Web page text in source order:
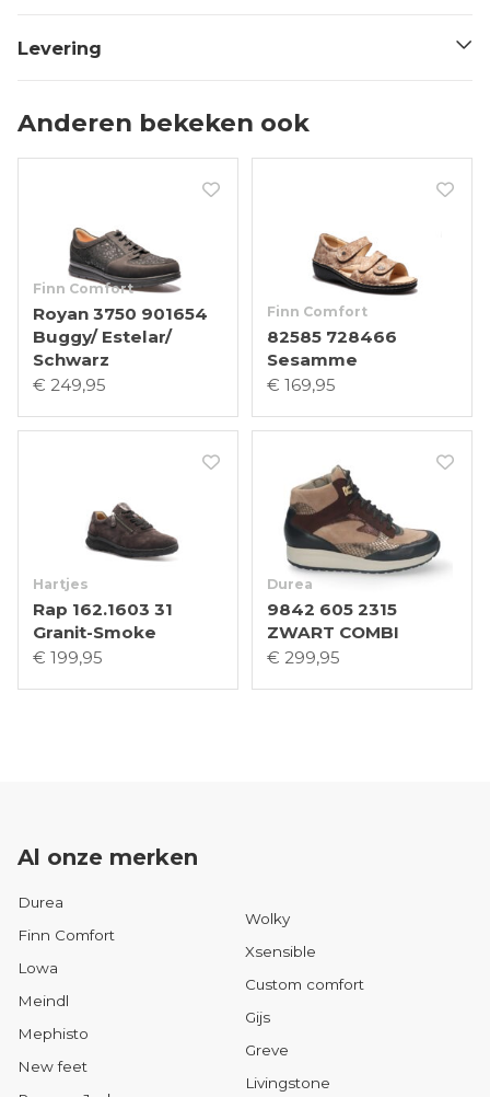
Levering
Anderen bekeken ook
Finn Comfort
Royan 3750 901654
Buggy/ Estelar/
Schwarz
€ 249,95
Finn Comfort
82585 728466
Sesamme
€ 169,95
Hartjes
Rap 162.1603 31
Granit-Smoke
€ 199,95
Durea
9842 605 2315
ZWART COMBI
€ 299,95
Al onze merken
Durea
Finn Comfort
Lowa
Meindl
Mephisto
New feet
Wolky
Xsensible
Custom comfort
Gijs
Greve
Livingstone